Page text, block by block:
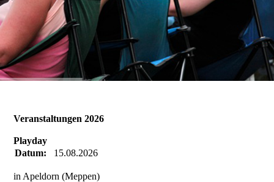
Veranstaltungen 2026
Playday
Datum:
15.08.2026
in Apeldorn (Meppen)